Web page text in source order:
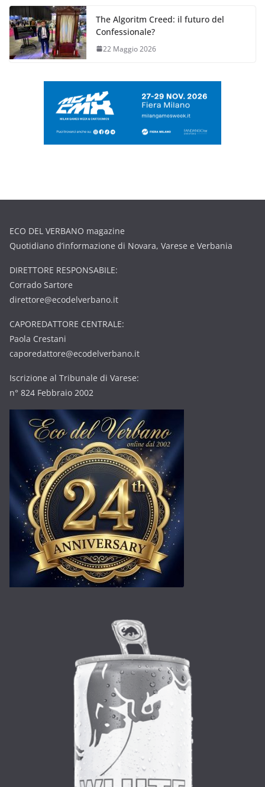
The Algoritm Creed: il futuro del
Confessionale?
22 Maggio 2026
ECO DEL VERBANO magazine
Quotidiano d’informazione di Novara, Varese e Verbania
DIRETTORE RESPONSABILE:
Corrado Sartore
direttore@ecodelverbano.it
CAPOREDATTORE CENTRALE:
Paola Crestani
caporedattore@ecodelverbano.it
Iscrizione al Tribunale di Varese:
n° 824 Febbraio 2002